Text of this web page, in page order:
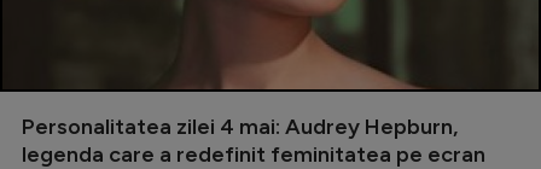
Personalitatea zilei 4 mai: Audrey Hepburn,
legenda care a redefinit feminitatea pe ecran